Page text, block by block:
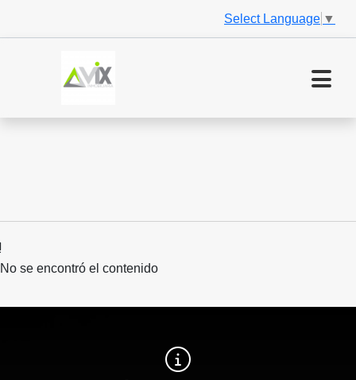
Select Language ▼
No se encontró el contenido